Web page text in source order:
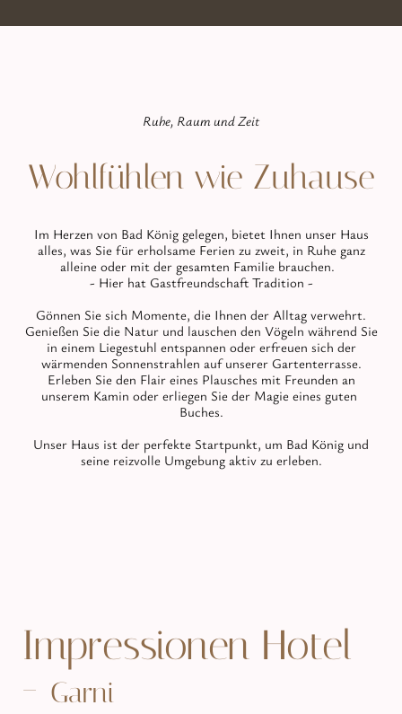
Ruhe, Raum und Zeit
Wohlfühlen wie Zuhause
Im Herzen von Bad König gelegen, bietet Ihnen unser Haus
alles, was Sie für erholsame Ferien zu zweit, in Ruhe ganz
alleine oder mit der gesamten Familie brauchen.
- Hier hat Gastfreundschaft Tradition -
Gönnen Sie sich Momente, die Ihnen der Alltag verwehrt.
Genießen Sie die Natur und lauschen den Vögeln während Sie
in einem Liegestuhl entspannen oder erfreuen sich der
wärmenden Sonnenstrahlen auf unserer Gartenterrasse.
Erleben Sie den Flair eines Plausches mit Freunden an
unserem Kamin oder erliegen Sie der Magie eines guten
Buches.
Unser Haus ist der perfekte Startpunkt, um Bad König und
seine reizvolle Umgebung aktiv zu erleben.
Impressionen Hotel
- Garni